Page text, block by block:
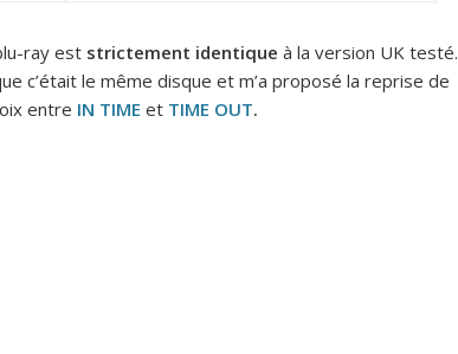
ray eststrictement identique à la version UK testé.
c’était le même disque et m’a proposé la reprise de
entre IN TIME et TIME OUT.